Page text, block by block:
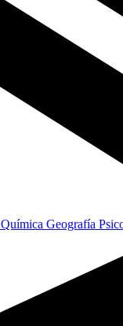
Química Geografía